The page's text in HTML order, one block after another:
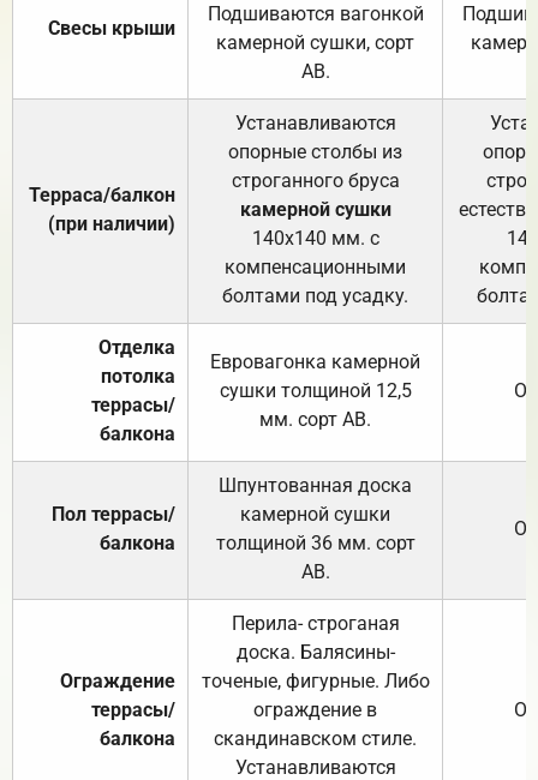
Свесы крыши
Подшиваются вагонкой
камерной сушки, сорт
АВ.
Терраса/балкон
(при наличии)
Устанавливаются
опорные столбы из
строганного бруса
камерной сушки
140х140 мм. с
компенсационными
болтами под усадку.
Отделка
потолка
террасы/
балкона
Евровагонка камерной
сушки толщиной 12,5
мм. сорт АВ.
Пол террасы/
балкона
Шпунтованная доска
камерной сушки
толщиной 36 мм. сорт
АВ.
Ограждение
террасы/
балкона
Перила- строганая
доска. Балясины-
точеные, фигурные. Либо
ограждение в
скандинавском стиле.
Устанавливаются